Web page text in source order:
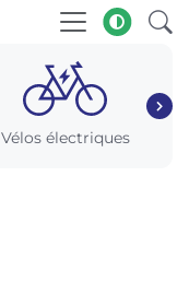
Vélos électriques